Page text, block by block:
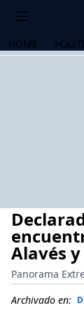
HOME
Alavés
Panorama
Archivado en: